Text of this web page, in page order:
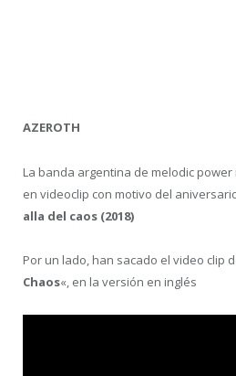
AZEROTH
La banda argentina de melodic
en videoclip con motivo del
alla del caos (2018)
Por un lado, han sacado el video clip
Chaos«, en la versión en inglés